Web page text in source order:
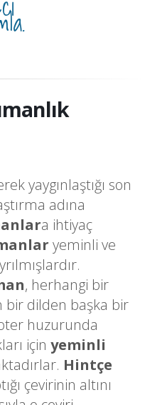
yaygınlaştığı son
adına
a ihtiyaç
yeminli ve
, herhangi bir
bir dilden başka bir
huzurunda
için yeminli
Hintçe
çevirinin altını